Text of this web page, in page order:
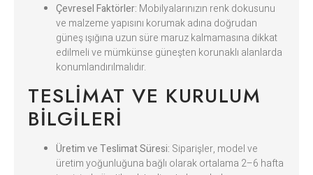
Çevresel Faktörler: Mobilyalarınızın renk dokusunu
ve malzeme yapısını korumak adına doğrudan
güneş ışığına uzun süre maruz kalmamasına dikkat
edilmeli ve mümkünse güneşten korunaklı alanlarda
konumlandırılmalıdır.
TESLIMAT VE KURULUM
BILGILERI
Üretim ve Teslimat Süresi: Siparişler, model ve
üretim yoğunluğuna bağlı olarak ortalama 2–6 hafta